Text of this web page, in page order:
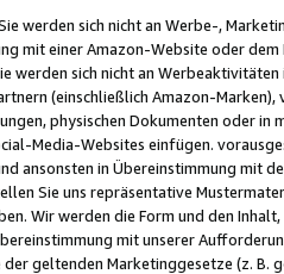
werden sich nicht an Werbe-,
mit einer Amazon-Website oder
werden sich nicht an
(einschließlich Amazon-
physischen Dokumenten oder in
Media-Websites einfügen.
ansonsten in Übereinstimmung mit
Sie uns repräsentative
Wir werden die Form und den
mit unserer
geltenden Marketinggesetze (z. B.